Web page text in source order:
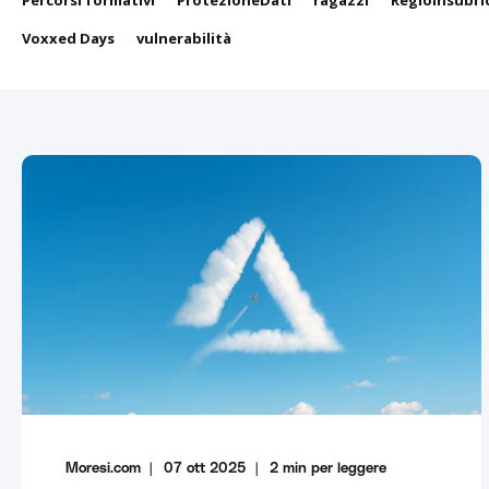
Voxxed Days
vulnerabilità
Moresi.com 07 ott 2025 2 min per leggere